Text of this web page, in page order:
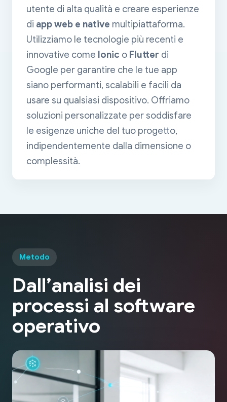
utente di alta qualità e creare esperienze
di app web e native multipiattaforma.
Utilizziamo le tecnologie più recenti e
innovative come Ionic o Flutter di
Google per garantire che le tue app
siano performanti, scalabili e facili da
usare su qualsiasi dispositivo. Offriamo
soluzioni personalizzate per soddisfare
le esigenze uniche del tuo progetto,
indipendentemente dalla dimensione o
complessità.
Metodo
Dall’analisi dei
processi al software
operativo